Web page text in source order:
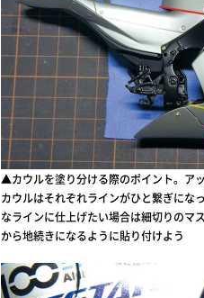
▲カウルを塗り分ける際のポイント。ア
カウルはそれぞれラインがひと繋ぎにな
なラインに仕上げたい場合は細切りのマ
から地続きになるように貼り付けよう